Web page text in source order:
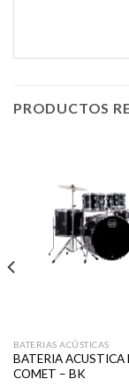
PRODUCTOS
BATERIAS ACÚSTICAS
BATERIA ACUSTICA
COMET – BK